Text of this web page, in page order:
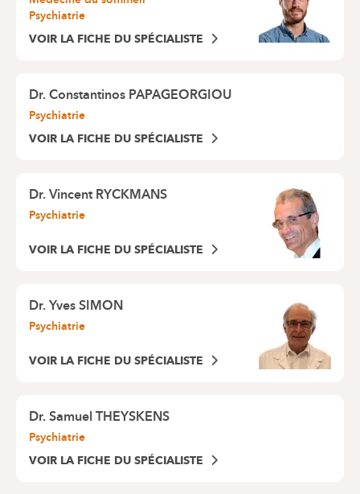
Psychiatrie
VOIR LA FICHE DU SPÉCIALISTE
Dr.Constantinos PAPAGEORGIOU
Psychiatrie
VOIR LA FICHE DU SPÉCIALISTE
Dr.Vincent RYCKMANS
Psychiatrie
VOIR LA FICHE DU SPÉCIALISTE
Dr.Yves SIMON
Psychiatrie
VOIR LA FICHE DU SPÉCIALISTE
Dr.Samuel THEYSKENS
Psychiatrie
VOIR LA FICHE DU SPÉCIALISTE